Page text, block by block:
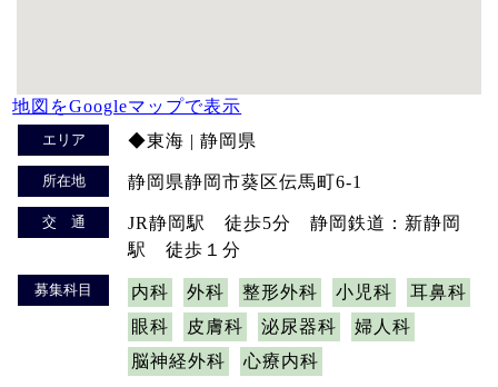
地図をGoogleマップで表示
エリア ◆東海 | 静岡県
所在地 静岡県静岡市葵区伝馬町6-1
交 通
JR静岡駅 徒歩5分 静岡鉄道：新静岡
駅 徒歩１分
募集科目 内科 外科 整形外科 小児科
耳鼻科
眼科
皮膚科 泌尿器科
婦人科
脳神経外科
心療内科